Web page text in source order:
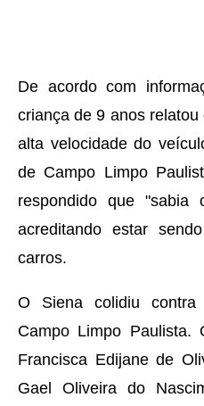
De acordo com
criança de 9 anos
alta velocidade do
de Campo Limpo
respondido que "sabia
acreditando estar
carros.
O Siena colidiu
Campo Limpo
Francisca Edijane de
Gael Oliveira do